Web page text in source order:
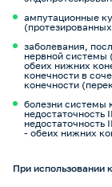
ампутационные
заболевания,
нервной
обеих нижних
конечности в
конечности
болезни системы
недостаточность
- обеих нижних
При использовании